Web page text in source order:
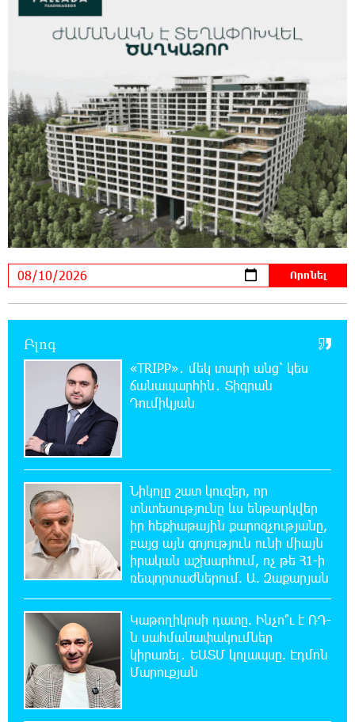
9:46:33 9-08-2026
Պետությունը կարծիքներով չի
կառավարվում. այն կառավարվում է
9:28:15 9-08-2026
Ռուսաստանի ամենամեծ արևային
էլեկտրակայանը կկառուցվի Ամուրի
մարզում
1:00:08 9-08-2026
Օգոստոսի 10-ից 13-ը գազանջատումներ են
սպասվում
Մոդին համաշխարհային ռեկորդ է
սահմանել. 303 միլիոն դիտում՝ 24 ժամում
23:58:58 8-08-2026
23-ամյա ուսանողի մշակած հավելվածը
հարավկորեական App Store-ում շրջանցել է
նույնիսկ Google Maps-ը
23:39:22 8-08-2026
Ռուսաստանի տարածքում ոչնչացվել է
ուկրաինական 360 անօդաչու թռչող սարք
23:20:45 8-08-2026
Օգոստոսի 10-ին, 11-ին, 12-ին, 13-ին, 14-ին,
17-ին, 18-ին և 20-ին հարյուրավոր
հասցեներում լույս չի լինելու
23:01:57 8-08-2026
Ողբերգական դեպք՝ Երևանում․ Կիևյան
Բլոգ
«TRIPP»․ մեկ տարի անց՝ կես
ճանապարհին․ Տիգրան
Դումիկյան
Նիկոլը շատ կուզեր, որ
տնտեսությունը ևս ենթարկվեր
իր հեքիաթային քարոզչությանը,
բայց այն գոյություն ունի միայն
իրական աշխարհում, ոչ թե Հ1-ի
ռեպորտաժներում. Ա. Զաքարյան
Կաթողիկոսի դատը. Ինչո՞ւ է ՌԴ-
ն սահմանափակումներ
կիրառել․ ԵԱՏՄ կոլապսը. Էդմոն
Մարուքյան